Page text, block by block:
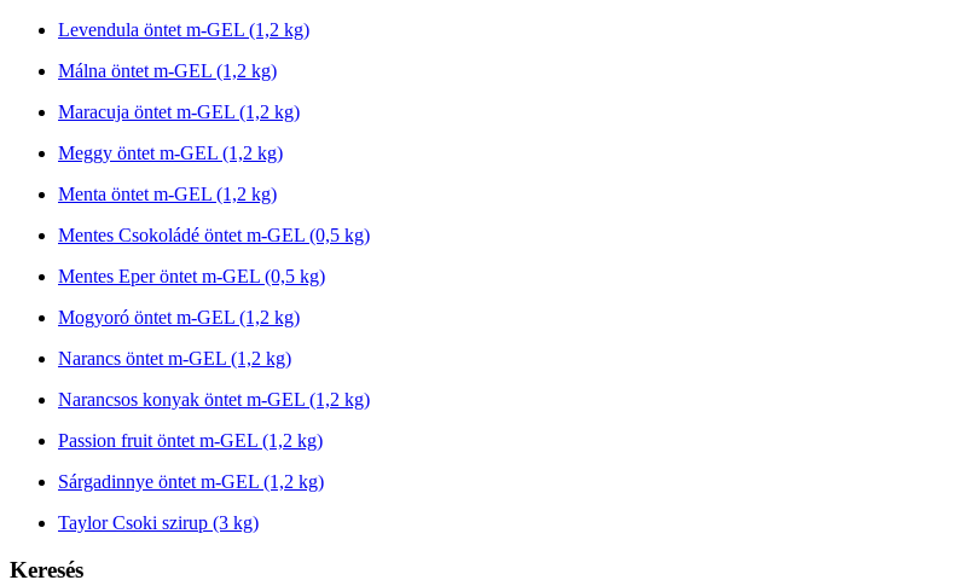
Levendula öntet m-GEL (1,2 kg)
Málna öntet m-GEL (1,2 kg)
Maracuja öntet m-GEL (1,2 kg)
Meggy öntet m-GEL (1,2 kg)
Menta öntet m-GEL (1,2 kg)
Mentes Csokoládé öntet m-GEL (0,5 kg)
Mentes Eper öntet m-GEL (0,5 kg)
Mogyoró öntet m-GEL (1,2 kg)
Narancs öntet m-GEL (1,2 kg)
Narancsos konyak öntet m-GEL (1,2 kg)
Passion fruit öntet m-GEL (1,2 kg)
Sárgadinnye öntet m-GEL (1,2 kg)
Taylor Csoki szirup (3 kg)
Keresés